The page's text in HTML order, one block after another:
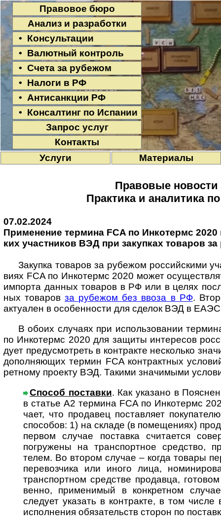
Правовое бюро
Анализ и разработки
• Консультации
• Валютный контроль
• Счета за рубежом
• Налоги в РФ
• Антисанкции РФ
• Консалтинг по Испании
Запрос услуг
Контакты
Услуги
Материалы
Правовые новости
Практика и аналитика
07.02.2024
Применение тер­ми­на FCA по Ин­ко­термс
ких уча­ст­ни­ков ВЭД при за­куп­ках то­ва­ров
Закупка товаров за рубежом россий­скими
виях FCA по Инко­термс 2020 может
импорта дан­ных това­ров в РФ или в целях
ных това­ровза рубе­жом без ввоза в РФ.
акту­ален в осо­бен­ности для сде­лок ВЭД в
В обоих случаях при использовании
по Инко­термс 2020 для защиты инте­ресов
дует преду­смот­реть в конт­ракте неско­лько
дополня­ющих термин FCA конт­ракт­ных
рет­ному прое­кту ВЭД. Такими значи­мыми
Способ поставки. Как указано в
в статье А2 тер­мина FCA по Инко­термс
чает, что прода­вец постав­ляет
спо­собов: 1) на складе (в поме­ще­ниях)
первом случае поста­вка счита­ется
погру­жены на транс­порт­ное сред­ство,
телем. Во вто­ром слу­чае – когда товары
пере­воз­чика или иного лица,
тран­спорт­ном сред­стве про­давца,
венно, приме­нимый в конк­рет­ном
следует ука­зать в конт­ракте, в том числе
испол­нения обяза­тельств сто­рон по